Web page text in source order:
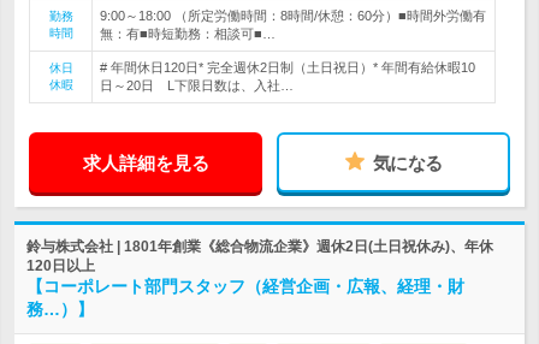
勤務
時間
9:00～18:00 （所定労働時間：8時間/休憩：60分）■時間外労働有
無：有■時短勤務：相談可■…
休日
休暇
# 年間休日120日* 完全週休2日制（土日祝日）* 年間有給休暇10
日～20日 L下限日数は、入社…
求人詳細を見る 気になる
鈴与株式会社 | 1801年創業《総合物流企業》週休2日(土日祝休み)、年休
120日以上
【コーポレート部門スタッフ（経営企画・広報、経理・財
務…）】